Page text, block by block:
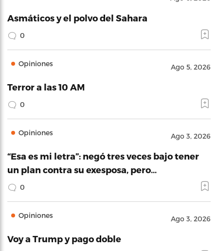
Asmáticos y el polvo del Sahara
0
Opiniones Ago 5, 2026
Terror a las 10 AM
0
Opiniones Ago 3, 2026
“Esa es mi letra”: negó tres veces bajo tener
un plan contra su exesposa, pero…
0
Opiniones Ago 3, 2026
Voy a Trump y pago doble